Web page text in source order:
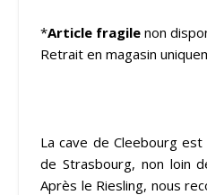
*Article fragile non
Retrait en magasin
La cave de Cleebourg
de Strasbourg, non loin
Après le Riesling, nous